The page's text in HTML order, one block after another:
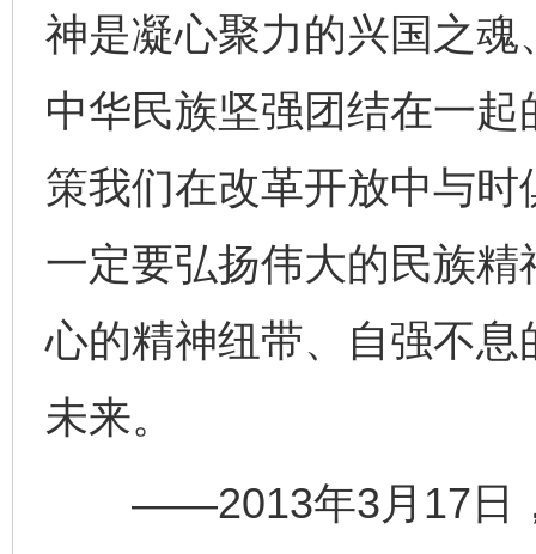
神是凝心聚力的兴国之
中华民族坚强团结在一
策我们在改革开放中与
一定要弘扬伟大的民族
心的精神纽带、自强不
未来。
——2013年3月17日，